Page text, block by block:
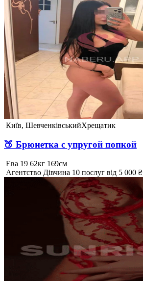
Київ, ШевченківськийХрещатик
🍑 Брюнетка с упругой попкой
Ева 19 62кг 169см
Агентство Дівчина 10 послуг від 5 000 ₴